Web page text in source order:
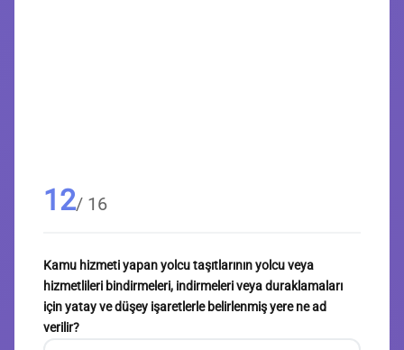
12/ 16
Kamu hizmeti yapan yolcu taşıtlarının yolcu veya
hizmetlileri bindirmeleri, indirmeleri veya duraklamaları
için yatay ve düşey işaretlerle belirlenmiş yere ne ad
verilir?